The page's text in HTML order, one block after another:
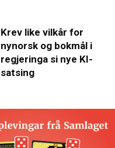
Krev like vilkår for
nynorsk og bokmål i
regjeringa si nye KI-
satsing